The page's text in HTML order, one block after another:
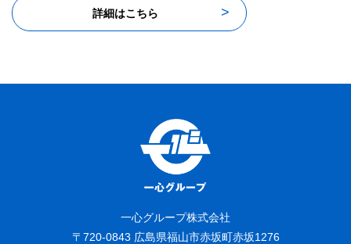
詳細はこちら
一心グループ株式会社
〒720-0843 広島県福山市赤坂町赤坂1276